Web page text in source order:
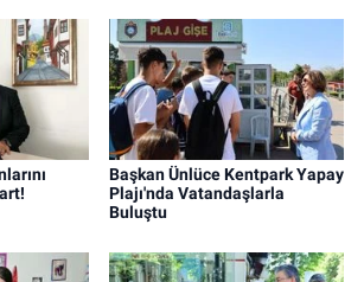
Başkan Ünlüce Kentpark Yapay
Plajı'nda Vatandaşlarla
Buluştu